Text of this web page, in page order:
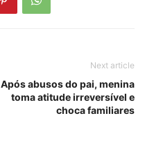
Next article
Após abusos do pai, menina
toma atitude irreversível e
choca familiares